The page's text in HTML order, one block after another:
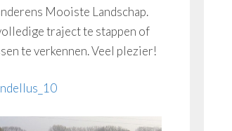
Mooiste Landschap.
traject te stappen of
te verkennen. Veel plezier!